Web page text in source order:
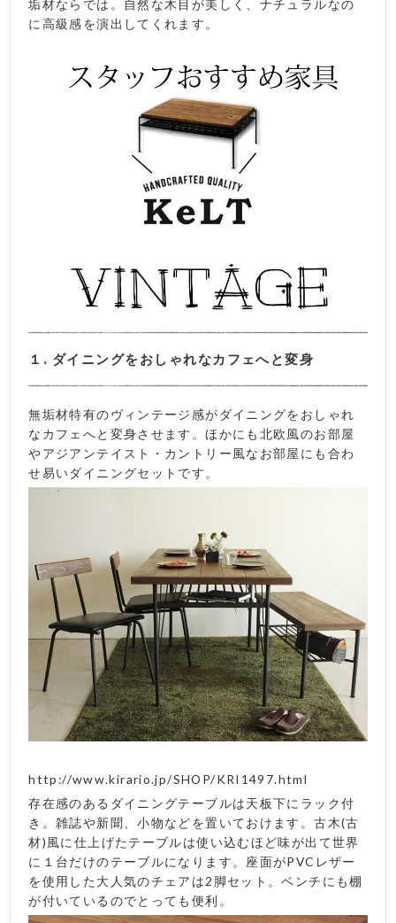
垢材ならでは。自然な木目が美しく、ナチュラルなの
に高級感を演出してくれます。
１. ダイニングをおしゃれなカフェへと変身
無垢材特有のヴィンテージ感がダイニングをおしゃれ
なカフェへと変身させます。ほかにも北欧風のお部屋
やアジアンテイスト・カントリー風なお部屋にも合わ
せ易いダイニングセットです。
http://www.kirario.jp/SHOP/KRI1497.html
存在感のあるダイニングテーブルは天板下にラック付
き。雑誌や新聞、小物などを置いておけます。古木(古
材)風に仕上げたテーブルは使い込むほど味が出て世界
に１台だけのテーブルになります。座面がPVCレザー
を使用した大人気のチェアは2脚セット。ベンチにも棚
が付いているのでとっても便利。